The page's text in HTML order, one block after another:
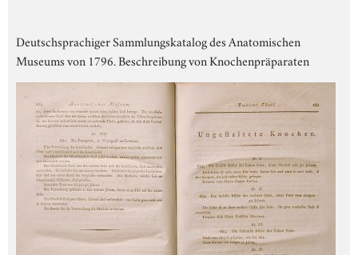
Deutschsprachiger Sammlungskatalog des Anatomischen
Museums von 1796. Beschreibung von Knochenpräparaten